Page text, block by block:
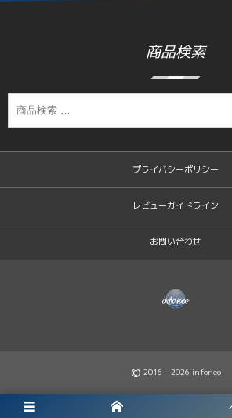
商品検索
プライバシーポリシー
レビューガイドライン
お問い合わせ
© 2016 - 2026 infoneo